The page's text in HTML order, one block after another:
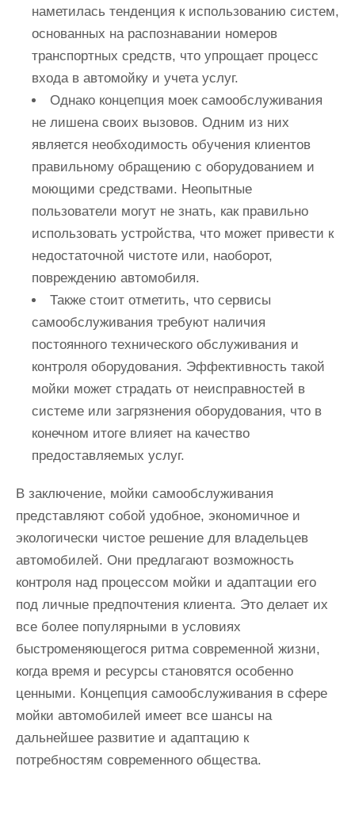
наметилась тенденция к использованию систем,
основанных на распознавании номеров
транспортных средств, что упрощает процесс
входа в автомойку и учета услуг.
Однако концепция моек самообслуживания
не лишена своих вызовов. Одним из них
является необходимость обучения клиентов
правильному обращению с оборудованием и
моющими средствами. Неопытные
пользователи могут не знать, как правильно
использовать устройства, что может привести к
недостаточной чистоте или, наоборот,
повреждению автомобиля.
Также стоит отметить, что сервисы
самообслуживания требуют наличия
постоянного технического обслуживания и
контроля оборудования. Эффективность такой
мойки может страдать от неисправностей в
системе или загрязнения оборудования, что в
конечном итоге влияет на качество
предоставляемых услуг.
В заключение, мойки самообслуживания
представляют собой удобное, экономичное и
экологически чистое решение для владельцев
автомобилей. Они предлагают возможность
контроля над процессом мойки и адаптации его
под личные предпочтения клиента. Это делает их
все более популярными в условиях
быстроменяющегося ритма современной жизни,
когда время и ресурсы становятся особенно
ценными. Концепция самообслуживания в сфере
мойки автомобилей имеет все шансы на
дальнейшее развитие и адаптацию к
потребностям современного общества.